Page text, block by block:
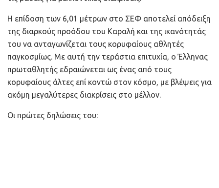
Η επίδοση των 6,01 μέτρων στο ΣΕΦ αποτελεί απόδειξη
της διαρκούς προόδου του Καραλή και της ικανότητάς
του να ανταγωνίζεται τους κορυφαίους αθλητές
παγκοσμίως. Με αυτή την τεράστια επιτυχία, ο Έλληνας
πρωταθλητής εδραιώνεται ως ένας από τους
κορυφαίους άλτες επί κοντώ στον κόσμο, με βλέψεις για
ακόμη μεγαλύτερες διακρίσεις στο μέλλον.
Οι πρώτες δηλώσεις του: